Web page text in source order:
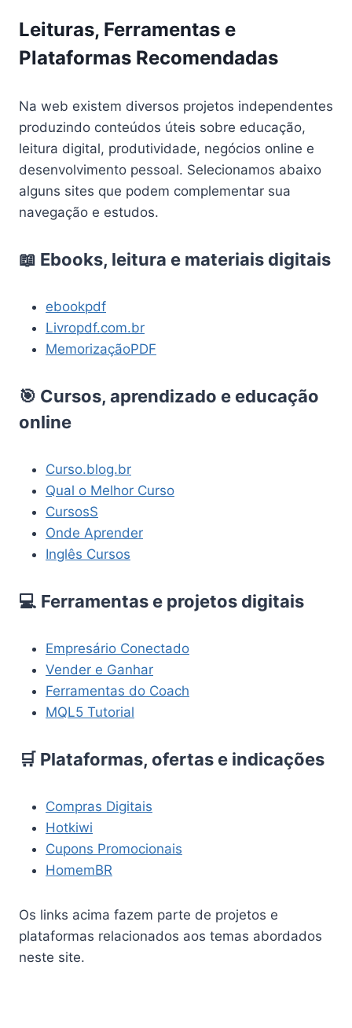
Leituras, Ferramentas e
Plataformas Recomendadas
Na web existem diversos projetos independentes
produzindo conteúdos úteis sobre educação,
leitura digital, produtividade, negócios online e
desenvolvimento pessoal. Selecionamos abaixo
alguns sites que podem complementar sua
navegação e estudos.
📖 Ebooks, leitura e materiais digitais
ebookpdf
Livropdf.com.br
MemorizaçãoPDF
🎯 Cursos, aprendizado e educação
online
Curso.blog.br
Qual o Melhor Curso
CursosS
Onde Aprender
Inglês Cursos
💻 Ferramentas e projetos digitais
Empresário Conectado
Vender e Ganhar
Ferramentas do Coach
MQL5 Tutorial
🛒 Plataformas, ofertas e indicações
Compras Digitais
Hotkiwi
Cupons Promocionais
HomemBR
Os links acima fazem parte de projetos e
plataformas relacionados aos temas abordados
neste site.